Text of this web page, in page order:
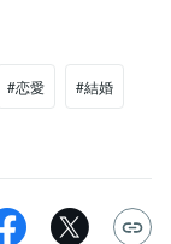
#恋愛 #結婚